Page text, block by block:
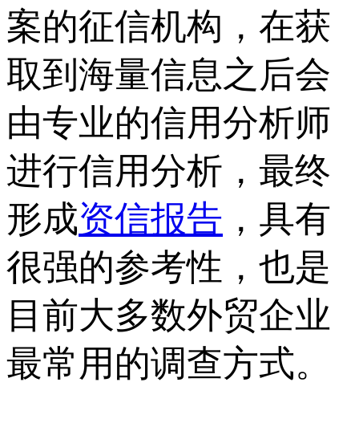
案的征信机构，在获
取到海量信息之后会
由专业的信用分析师
进行信用分析，最终
形成资信报告 ，具有
很强的参考性，也是
目前大多数外贸企业
最常用的调查方式。